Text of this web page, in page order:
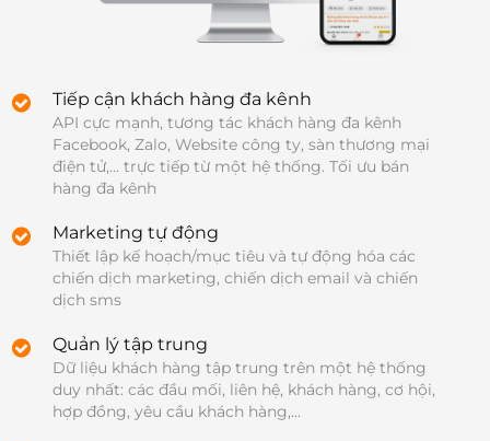
Tiếp cận khách hàng đa kênh
API cực mạnh, tương tác khách hàng đa kênh
Facebook, Zalo, Website công ty, sàn thương mại
điện tử,... trực tiếp từ một hệ thống. Tối ưu bán
hàng đa kênh
Marketing tự động
Thiết lập kế hoạch/mục tiêu và tự động hóa các
chiến dịch marketing, chiến dịch email và chiến
dịch sms
Quản lý tập trung
Dữ liệu khách hàng tập trung trên một hệ thống
duy nhất: các đầu mối, liên hệ, khách hàng, cơ hội,
hợp đồng, yêu cầu khách hàng,...